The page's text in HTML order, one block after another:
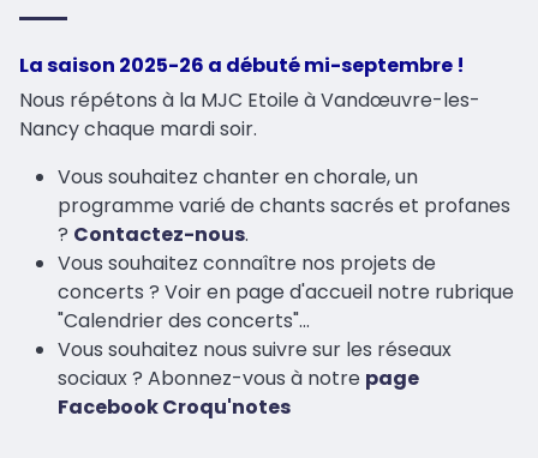
La saison 2025-26 a débuté mi-septembre !
Nous répétons à la MJC Etoile à Vandœuvre-les-
Nancy chaque mardi soir.
Vous souhaitez chanter en chorale, un
programme varié de chants sacrés et profanes
? Contactez-nous.
Vous souhaitez connaître nos projets de
concerts ? Voir en page d'accueil notre rubrique
"Calendrier des concerts"...
Vous souhaitez nous suivre sur les réseaux
sociaux ? Abonnez-vous à notre page
Facebook Croqu'notes